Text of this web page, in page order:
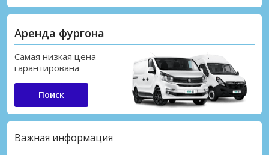
Аренда фургона
Самая низкая цена -
гарантирована
Поиск
Важная информация